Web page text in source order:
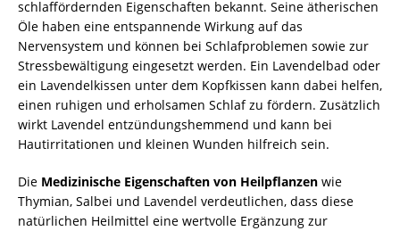
schlaffördernden Eigenschaften bekannt. Seine ätherischen
Öle haben eine entspannende Wirkung auf das
Nervensystem und können bei Schlafproblemen sowie zur
Stressbewältigung eingesetzt werden. Ein Lavendelbad oder
ein Lavendelkissen unter dem Kopfkissen kann dabei helfen,
einen ruhigen und erholsamen Schlaf zu fördern. Zusätzlich
wirkt Lavendel entzündungshemmend und kann bei
Hautirritationen und kleinen Wunden hilfreich sein.
Die Medizinische Eigenschaften von Heilpflanzen wie
Thymian, Salbei und Lavendel verdeutlichen, dass diese
natürlichen Heilmittel eine wertvolle Ergänzung zur